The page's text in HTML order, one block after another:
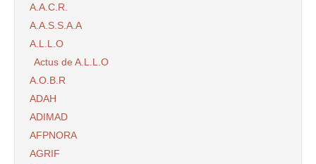
A.A.C.R.
A.A.S.S.A.A
A.L.L.O
Actus de A.L.L.O
A.O.B.R
ADAH
ADIMAD
AFPNORA
AGRIF